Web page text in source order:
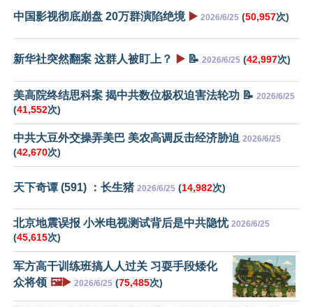
中国影视彻底崩盘 20万群演陷绝境 ▶️ 2026/6/25 (50,957次)
新华社突然翻案 这群人被盯上？ ▶️ 📝 2026/6/25 (42,997次)
美高院终结思科案 揭中共数位极权迫害法轮功 📝 2026/6/25
(41,552次)
中共大豆外交操弄美巴 美农高调反击经济胁迫 2026/6/25
(42,670次)
天下奇谭 (591) ：长生猪 2026/6/25 (14,982次)
北京地震误报 小米电视测试背后是中共隐忧 2026/6/25
(45,615次)
军方高干训练班搞人人过关 习耍手段矮化
众将领 🖼️▶️ 2026/6/25 (75,485次)